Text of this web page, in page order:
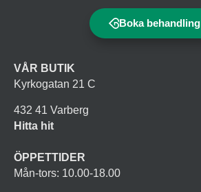
Boka behandling
VÅR BUTIK
Kyrkogatan 21 C
432 41 Varberg
Hitta hit
ÖPPETTIDER
Mån-tors: 10.00-18.00